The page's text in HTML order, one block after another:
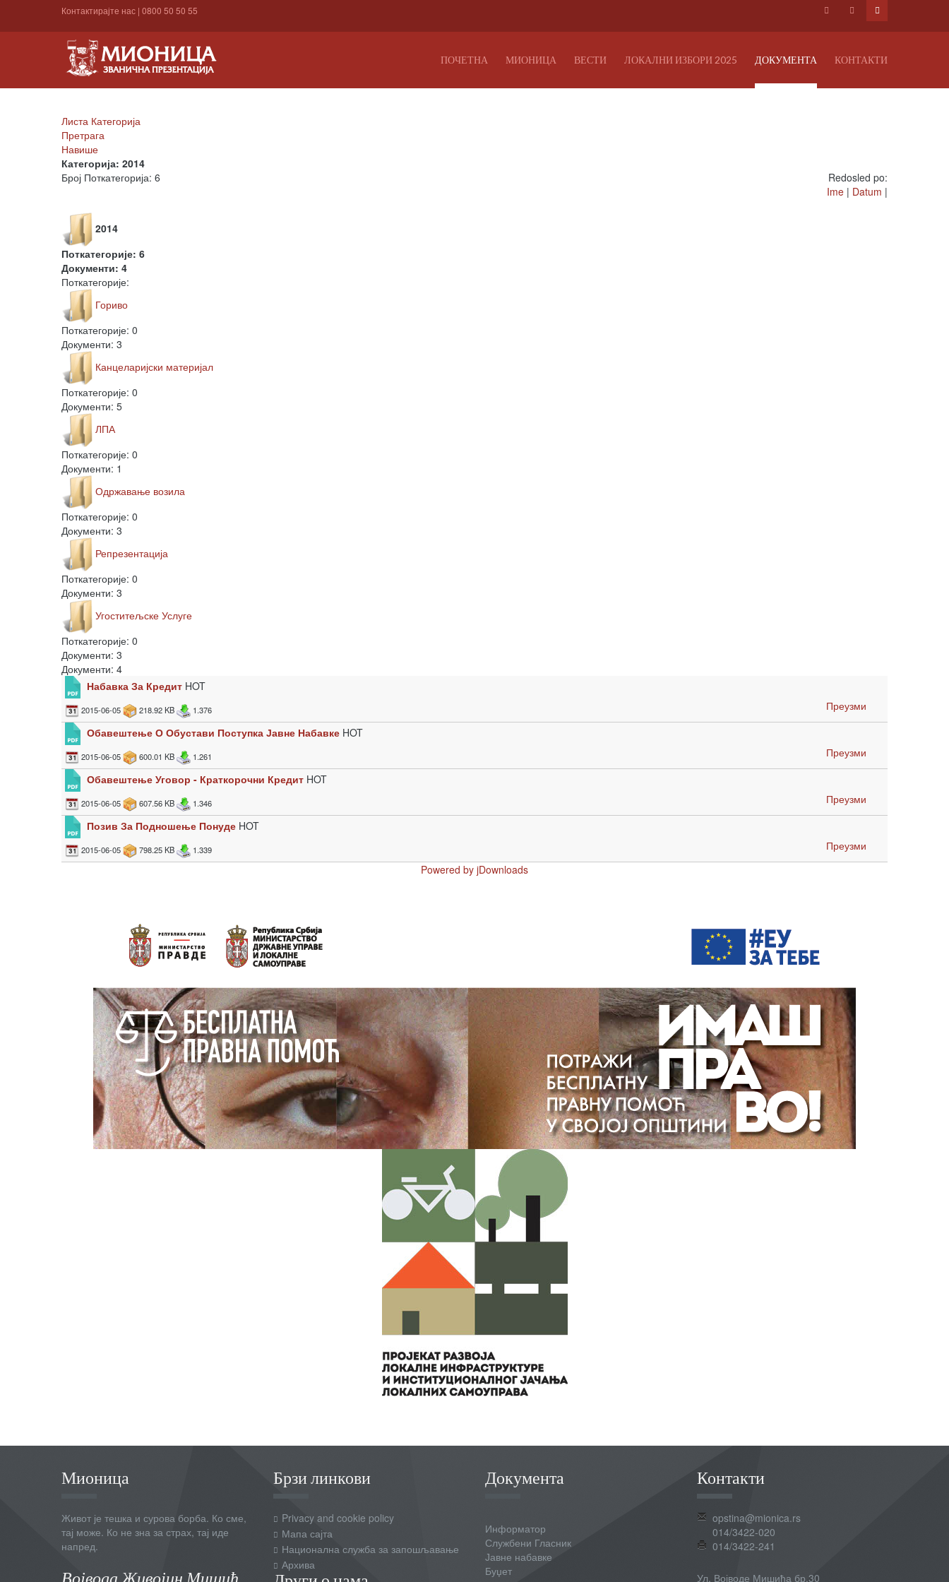
Контактирајте нас | 0800 50 50 55
ПОЧЕТНА МИОНИЦА ВЕСТИ ЛОКАЛНИ ИЗБОРИ 2025 ДОКУМЕНТА КОНТАКТИ
Листа Категорија
Претрага
Навише
Категорија: 2014
Број Поткатегорија: 6
Redosled po:
Ime | Datum |
2014
Поткатегорије: 6
Документи: 4
Поткатегорије:
Гориво
Поткатегорије: 0
Документи: 3
Канцеларијски материјал
Поткатегорије: 0
Документи: 5
ЛПА
Поткатегорије: 0
Документи: 1
Одржавање возила
Поткатегорије: 0
Документи: 3
Репрезентација
Поткатегорије: 0
Документи: 3
Угоститељске Услуге
Поткатегорије: 0
Документи: 3
Документи: 4
Набавка За Кредит HOT
2015-06-05 218.92 KB 1.376
Преузми
Обавештење О Обустави Поступка Јавне Набавке HOT
2015-06-05 600.01 KB 1.261
Преузми
Обавештење Уговор - Краткорочни Кредит HOT
2015-06-05 607.56 KB 1.346
Преузми
Позив За Подношење Понуде HOT
2015-06-05 798.25 KB 1.339
Преузми
Powered by jDownloads
Мионица
Живот је тешка и сурова борба. Ко сме,
тај може. Ко не зна за страх, тај иде
напред.
Војвода Живојин Мишић
Брзи линкови
Privacy and cookie policy
Мапа сајта
Национална служба за запошљавање
Архива
Документа
Информатор
Службени Гласник
Јавне набавке
Буџет
Контакти
opstina@mionica.rs
014/3422-020
014/3422-241
Ул. Војводе Мишића бр.30